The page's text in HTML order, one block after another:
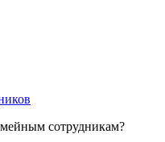
сотрудникам?